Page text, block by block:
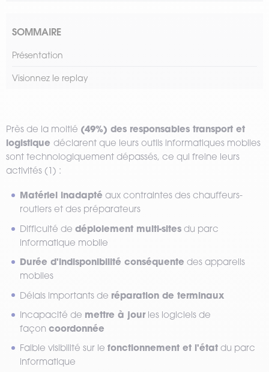
SOMMAIRE
Présentation
Visionnez le replay
Près de la moitié (49%) des responsables transport et
logistique déclarent que leurs outils informatiques mobiles
sont technologiquement dépassés, ce qui freine leurs
activités (1) :
Matériel inadapté aux contraintes des chauffeurs-
routiers et des préparateurs
Difficulté dedéploiement multi-sites du parc
informatique mobile
Durée d'indisponibilité conséquente des appareils
mobiles
Délais importants de réparation de terminaux
Incapacité de mettre à jourles logiciels de
façoncoordonnée
Faible visibilité sur lefonctionnement et l'état du parc
informatique